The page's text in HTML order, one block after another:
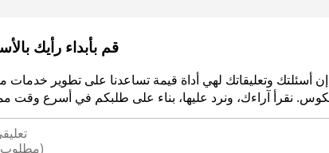
قم بأبداء رأيك
إن أسئلتك وتعليقاتك لهي أداة قيمة تساعدنا على تطوير خدمات